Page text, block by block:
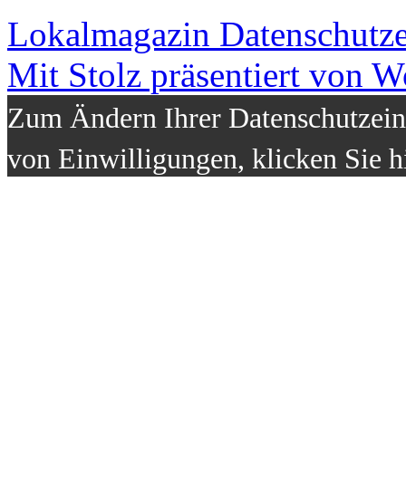
Lokalmagazin
Mit Stolz präsentiert von
Zum Ändern Ihrer
von Einwilligungen, klicken Sie